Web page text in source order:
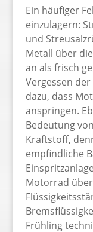
Ein häufiger
einzulagern:
und
Metall über
an als frisch
Vergessen
dazu, dass
anspringen.
Bedeutung
Kraftstoff,
empfindliche
Motorrad
Frühling